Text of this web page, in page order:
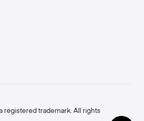
registered trademark. All rights